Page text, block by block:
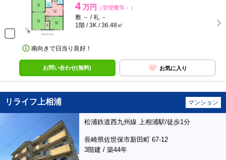
4 万円 （管理費等－）
敷 － / 礼 －
1階 / 3K / 36.48㎡
南向きで日当り良好！
お問い合わせ(無料) お気に入り
リライフ上相浦 マンション
松浦鉄道西九州線 上相浦駅/徒歩1分
長崎県佐世保市新田町 67-12
3階建 / 築44年